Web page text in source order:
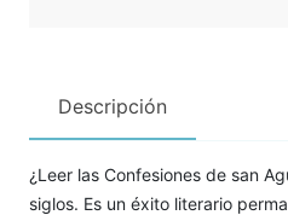
Descripción
¿Leer las Confesiones de san
siglos. Es un éxito literario